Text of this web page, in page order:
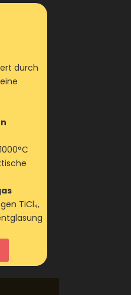
durch
TiCl₄,